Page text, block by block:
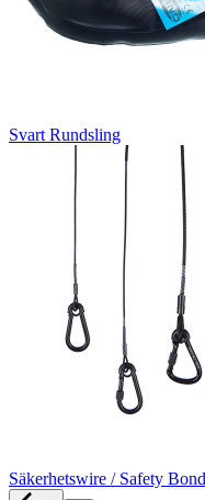
Svart Rundsling
Säkerhetswire / Safety